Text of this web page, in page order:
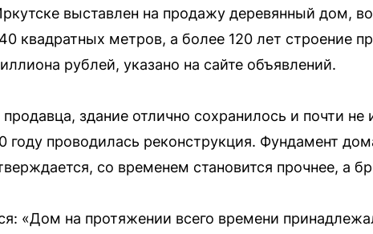
выставлен на продажу деревянный дом,
квадратных метров, а более 120 лет строение
рублей, указано на сайте объявлений.
здание отлично сохранилось и почти
году проводилась реконструкция. Фундамент
со временем становится прочнее, а
«Дом на протяжении всего времени